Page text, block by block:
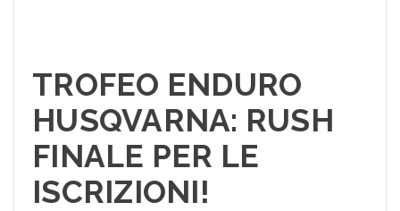
TROFEO ENDURO
HUSQVARNA: RUSH
FINALE PER LE
ISCRIZIONI!